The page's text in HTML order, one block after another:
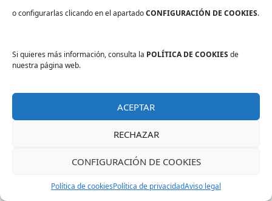
o configurarlas clicando en el apartadoCONFIGURACIÓN DE COOKIES.
Si quieres más información, consulta la POLÍTICA DE COOKIES de
nuestra página web.
ACEPTAR
RECHAZAR
CONFIGURACIÓN DE COOKIES
Política de cookiesPolítica de privacidadAviso legal
Elegir el papel camilla adecuado: una decisión técnica
con impacto en higiene, costes e imagen - El Digital de
Elegir el papel camilla adecuado: una decisión técnica
con impacto en higiene, costes e imagen - El Digital de
Cómo elegir el papel camilla adecuado para
tu centro: guía práctica
Elegir el papel camilla adecuado: una decisión técnica